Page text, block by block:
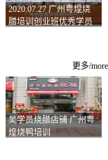
2020.07.27 广州粤煌烧
腊培训创业班优秀学员
更多/more
吴学员烧腊店铺 广州粤
煌烧鸭培训